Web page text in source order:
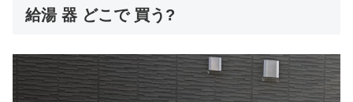
給湯 器 どこで 買う?